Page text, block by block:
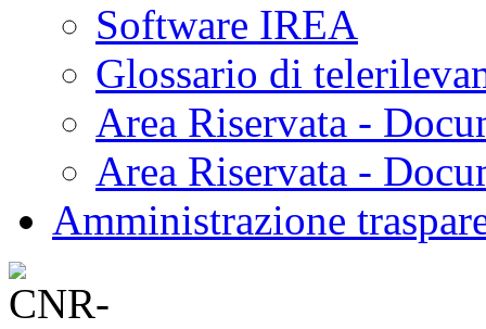
Software IREA
Glossario di
Area Riservata -
Area Riservata -
Amministrazione